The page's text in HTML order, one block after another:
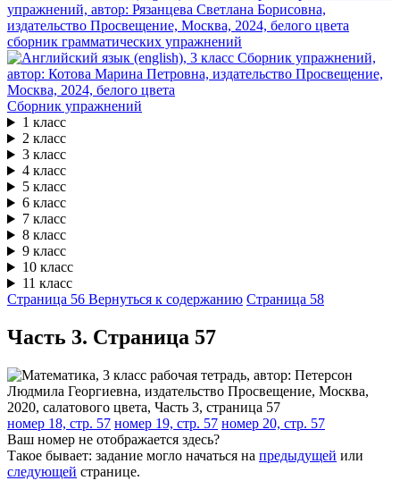
сборник грамматических упражнений
Сборник упражнений
1 класс
2 класс
3 класс
4 класс
5 класс
6 класс
7 класс
8 класс
9 класс
10 класс
11 класс
Страница 56 Вернуться к содержанию Страница 58
Часть 3. Cтраница 57
номер 18, стр. 57 номер 19, стр. 57 номер 20, стр. 57
Ваш номер не отображается здесь?
Такое бывает: задание могло начаться на предыдущей или
следующей странице.